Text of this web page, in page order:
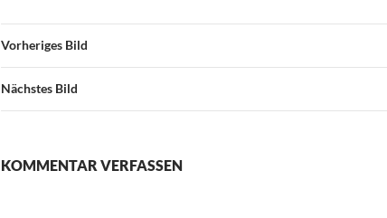
Vorheriges Bild
Nächstes Bild
KOMMENTAR VERFASSEN